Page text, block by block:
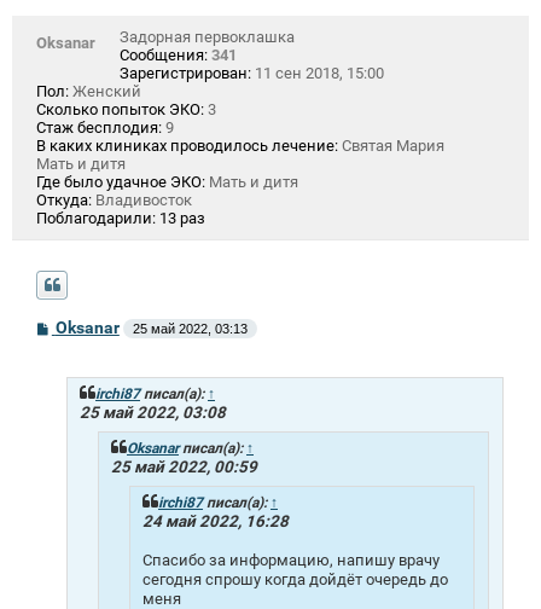
Oksanar
Задорная первоклашка
Сообщения: 341
Зарегистрирован: 11 сен 2018, 15:00
Пол: Женский
Сколько попыток ЭКО: 3
Стаж бесплодия: 9
В каких клиниках проводилось лечение: Святая Мария
Мать и дитя
Где было удачное ЭКО: Мать и дитя
Откуда: Владивосток
Поблагодарили: 13 раз
С
о
Oksanar 25 май 2022, 03:13
irchi87писал(а): ↑
25 май 2022, 03:08
Oksanarписал(а): ↑
25 май 2022, 00:59
irchi87писал(а): ↑
24 май 2022, 16:28
Спасибо за информацию, напишу врачу
сегодня спрошу когда дойдёт очередь до
меня